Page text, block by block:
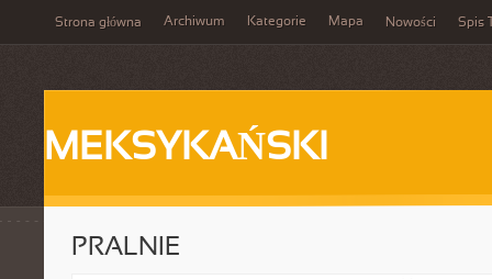
Strona główna Archiwum Kategorie Mapa Nowości Spis
MEKSYKAŃSKI
PRALNIE